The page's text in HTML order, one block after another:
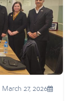
March 27, 2026